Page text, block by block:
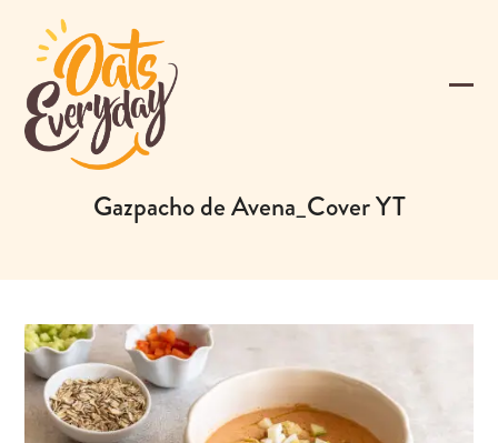
content
Gazpacho de Avena_Cover YT